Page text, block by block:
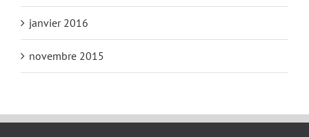
janvier 2016
novembre 2015